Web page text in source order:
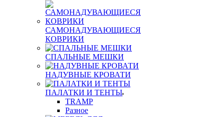
САМОНАДУВАЮЩИЕСЯ
КОВРИКИ
СПАЛЬНЫЕ МЕШКИ
НАДУВНЫЕ КРОВАТИ
ПАЛАТКИ И ТЕНТЫ
TRAMP
Разное